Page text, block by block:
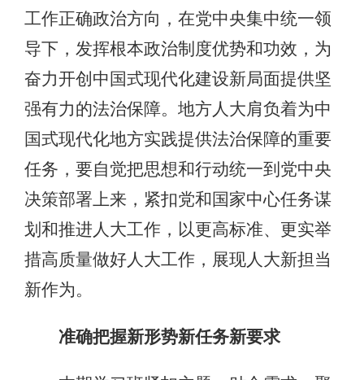
工作正确政治方向，在党中央集中统一领
导下，发挥根本政治制度优势和功效，为
奋力开创中国式现代化建设新局面提供坚
强有力的法治保障。地方人大肩负着为中
国式现代化地方实践提供法治保障的重要
任务，要自觉把思想和行动统一到党中央
决策部署上来，紧扣党和国家中心任务谋
划和推进人大工作，以更高标准、更实举
措高质量做好人大工作，展现人大新担当
新作为。
准确把握新形势新任务新要求